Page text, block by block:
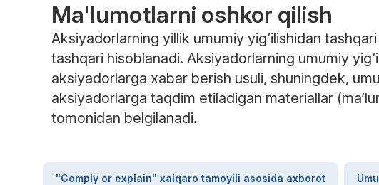
Ma'lumotlarni oshkor qilish
Aksiyadorlarning yillik umumiy yig‘ilishidan
tashqari hisoblanadi. Aksiyadorlarning umumiy
aksiyadorlarga xabar berish usuli, shuningdek,
aksiyadorlarga taqdim etiladigan materiallar
tomonidan belgilanadi.
"Comply or explain" xalqaro tamoyili asosida axborot